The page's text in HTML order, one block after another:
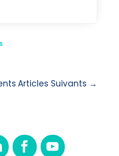
Articles Suivants →